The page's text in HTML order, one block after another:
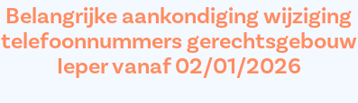
Belangrijke aankondiging wijziging
telefoonnummers gerechtsgebouw
Ieper vanaf 02/01/2026